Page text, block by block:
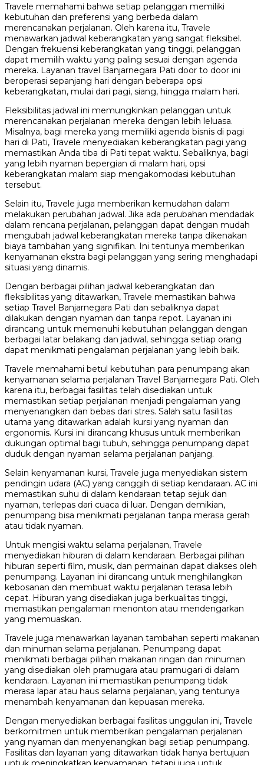
Travele memahami bahwa setiap pelanggan memiliki
kebutuhan dan preferensi yang berbeda dalam
merencanakan perjalanan. Oleh karena itu, Travele
menawarkan jadwal keberangkatan yang sangat fleksibel.
Dengan frekuensi keberangkatan yang tinggi, pelanggan
dapat memilih waktu yang paling sesuai dengan agenda
mereka. Layanan travel Banjarnegara Pati door to door ini
beroperasi sepanjang hari dengan beberapa opsi
keberangkatan, mulai dari pagi, siang, hingga malam hari.
Fleksibilitas jadwal ini memungkinkan pelanggan untuk
merencanakan perjalanan mereka dengan lebih leluasa.
Misalnya, bagi mereka yang memiliki agenda bisnis di pagi
hari di Pati, Travele menyediakan keberangkatan pagi yang
memastikan Anda tiba di Pati tepat waktu. Sebaliknya, bagi
yang lebih nyaman bepergian di malam hari, opsi
keberangkatan malam siap mengakomodasi kebutuhan
tersebut.
Selain itu, Travele juga memberikan kemudahan dalam
melakukan perubahan jadwal. Jika ada perubahan mendadak
dalam rencana perjalanan, pelanggan dapat dengan mudah
mengubah jadwal keberangkatan mereka tanpa dikenakan
biaya tambahan yang signifikan. Ini tentunya memberikan
kenyamanan ekstra bagi pelanggan yang sering menghadapi
situasi yang dinamis.
Dengan berbagai pilihan jadwal keberangkatan dan
fleksibilitas yang ditawarkan, Travele memastikan bahwa
setiap Travel Banjarnegara Pati dan sebaliknya dapat
dilakukan dengan nyaman dan tanpa repot. Layanan ini
dirancang untuk memenuhi kebutuhan pelanggan dengan
berbagai latar belakang dan jadwal, sehingga setiap orang
dapat menikmati pengalaman perjalanan yang lebih baik.
Travele memahami betul kebutuhan para penumpang akan
kenyamanan selama perjalanan Travel Banjarnegara Pati. Oleh
karena itu, berbagai fasilitas telah disediakan untuk
memastikan setiap perjalanan menjadi pengalaman yang
menyenangkan dan bebas dari stres. Salah satu fasilitas
utama yang ditawarkan adalah kursi yang nyaman dan
ergonomis. Kursi ini dirancang khusus untuk memberikan
dukungan optimal bagi tubuh, sehingga penumpang dapat
duduk dengan nyaman selama perjalanan panjang.
Selain kenyamanan kursi, Travele juga menyediakan sistem
pendingin udara (AC) yang canggih di setiap kendaraan. AC ini
memastikan suhu di dalam kendaraan tetap sejuk dan
nyaman, terlepas dari cuaca di luar. Dengan demikian,
penumpang bisa menikmati perjalanan tanpa merasa gerah
atau tidak nyaman.
Untuk mengisi waktu selama perjalanan, Travele
menyediakan hiburan di dalam kendaraan. Berbagai pilihan
hiburan seperti film, musik, dan permainan dapat diakses oleh
penumpang. Layanan ini dirancang untuk menghilangkan
kebosanan dan membuat waktu perjalanan terasa lebih
cepat. Hiburan yang disediakan juga berkualitas tinggi,
memastikan pengalaman menonton atau mendengarkan
yang memuaskan.
Travele juga menawarkan layanan tambahan seperti makanan
dan minuman selama perjalanan. Penumpang dapat
menikmati berbagai pilihan makanan ringan dan minuman
yang disediakan oleh pramugara atau pramugari di dalam
kendaraan. Layanan ini memastikan penumpang tidak
merasa lapar atau haus selama perjalanan, yang tentunya
menambah kenyamanan dan kepuasan mereka.
Dengan menyediakan berbagai fasilitas unggulan ini, Travele
berkomitmen untuk memberikan pengalaman perjalanan
yang nyaman dan menyenangkan bagi setiap penumpang.
Fasilitas dan layanan yang ditawarkan tidak hanya bertujuan